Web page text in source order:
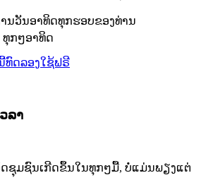
ນວັນອາທິດທຸກຮອບຂອງທ່ານ
ທຸກໆອາທິດ
ທົດລອງໃຊ້ຟຣີ
ລາ
ຊຸມຊົນເກີດຂຶ້ນໃນທຸກໆມື້, ບໍ່ແມ່ນພຽງແຕ່